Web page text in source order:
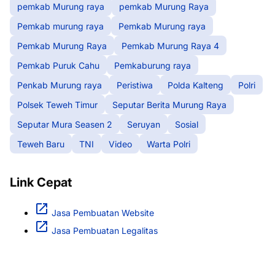
pemkab Murung raya
pemkab Murung Raya
Pemkab murung raya
Pemkab Murung raya
Pemkab Murung Raya
Pemkab Murung Raya 4
Pemkab Puruk Cahu
Pemkaburung raya
Penkab Murung raya
Peristiwa Polda Kalteng
Polri
Polsek Teweh Timur
Seputar Berita Murung Raya
Seputar Mura Seasen 2
Seruyan
Sosial
Teweh Baru
TNI Video Warta Polri
Link Cepat
Jasa Pembuatan Website
Jasa Pembuatan Legalitas